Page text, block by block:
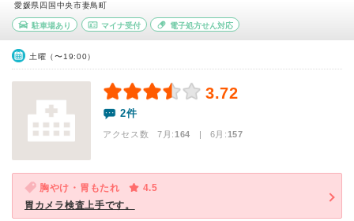
愛媛県四国中央市妻鳥町
駐車場あり マイナ受付 電子処方せん対応
土曜（〜19:00）
3.72
2件
アクセス数 7月:164 | 6月:157
胸やけ・胃もたれ
4.5
胃カメラ検査上手です。